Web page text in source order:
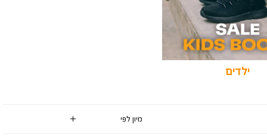
ילדים